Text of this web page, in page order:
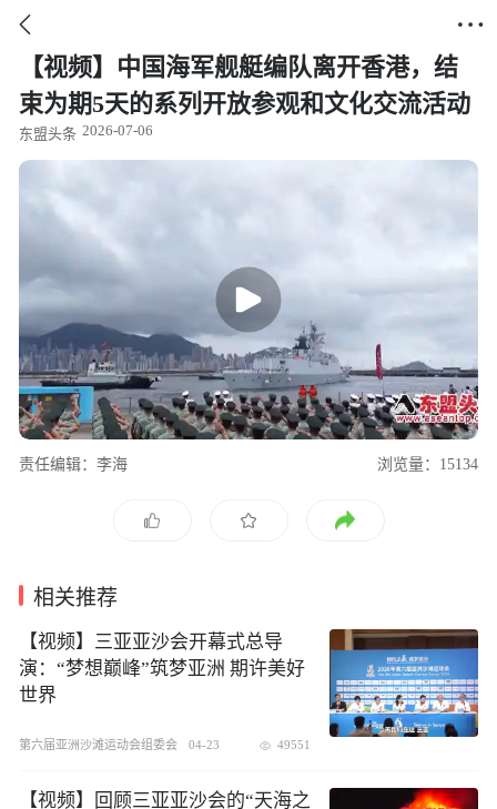
 
【视频】中国海军舰艇编队离开香港，结
束为期5天的系列开放参观和文化交流活动
东盟头条 2026-07-06
责任编辑：李海 浏览量：15134
相关推荐
【视频】三亚亚沙会开幕式总导
演：“梦想巅峰”筑梦亚洲 期许美好
世界
第六届亚洲沙滩运动会组委会 04-23 49551
【视频】回顾三亚亚沙会的“天海之